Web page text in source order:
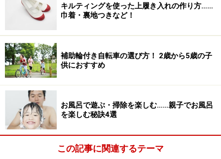
な「配慮」がなされていますが、それでも制服を“着られ
ない”生徒がいます。
たとえば、感覚過敏により制服を着ると体や心に不調を
きたしてしまう。「同じであること」に圧力を感じたり
する（逆に「同じであること」を強く求めたり、それに
より安心したりするケースもあります）。これらは、が
まんや慣れで克服できるものではありません。制服が原
因で登校できなくなることもあるのです。
また、合理的配慮により自分だけ異なる服を着ることに
キルティングを使った上履き入れの作り方……
巾着・裏地つきなど！
補助輪付き自転車の選び方！ 2歳から5歳の子
供におすすめ
お風呂で遊ぶ・掃除を楽しむ……親子でお風呂
を楽しむ秘訣4選
この記事に関連するテーマ